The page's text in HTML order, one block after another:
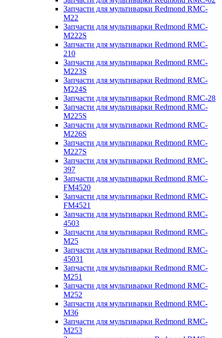
Запчасти для мультиварки Redmond RMC-
M22
Запчасти для мультиварки Redmond RMC-
M222S
Запчасти для мультиварки Redmond RMC-
210
Запчасти для мультиварки Redmond RMC-
M223S
Запчасти для мультиварки Redmond RMC-
M224S
Запчасти для мультиварки Redmond RMC-28
Запчасти для мультиварки Redmond RMC-
M225S
Запчасти для мультиварки Redmond RMC-
M226S
Запчасти для мультиварки Redmond RMC-
M227S
Запчасти для мультиварки Redmond RMC-
397
Запчасти для мультиварки Redmond RMC-
FM4520
Запчасти для мультиварки Redmond RMC-
FM4521
Запчасти для мультиварки Redmond RMC-
4503
Запчасти для мультиварки Redmond RMC-
M25
Запчасти для мультиварки Redmond RMC-
45031
Запчасти для мультиварки Redmond RMC-
M251
Запчасти для мультиварки Redmond RMC-
M252
Запчасти для мультиварки Redmond RMC-
M36
Запчасти для мультиварки Redmond RMC-
M253